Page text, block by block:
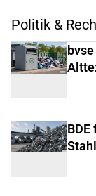
Politik &
Stahl